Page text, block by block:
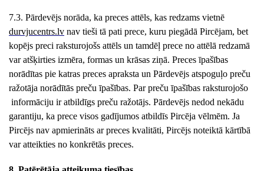
7.3. Pārdevējs norāda, ka preces attēls, kas redzams vietnē
durvjucentrs.lv nav tieši tā pati prece, kuru piegādā Pircējam, bet
kopējs preci raksturojošs attēls un tamdēļ prece no attēlā redzamā
var atšķirties izmēra, formas un krāsas ziņā. Preces īpašības
norādītas pie katras preces apraksta un Pārdevējs atspoguļo preču
ražotāja norādītās preču īpašības. Par preču īpašības raksturojošo
informāciju ir atbildīgs preču ražotājs. Pārdevējs nedod nekādu
garantiju, ka prece visos gadījumos atbildīs Pircēja vēlmēm. Ja
Pircējs nav apmierināts ar preces kvalitāti, Pircējs noteiktā kārtībā
var atteikties no konkrētās preces.